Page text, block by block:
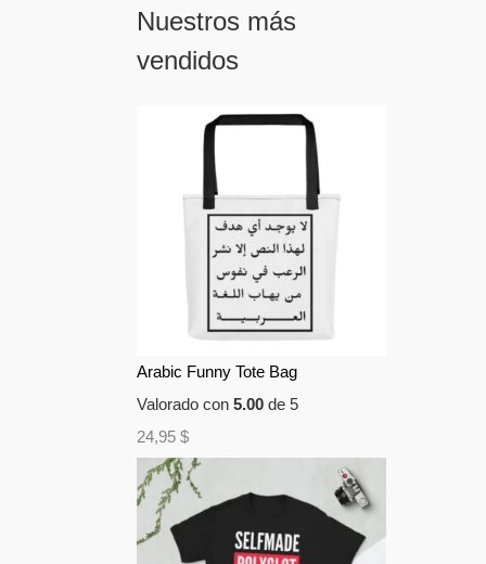
Nuestros más
vendidos
Arabic Funny Tote Bag
Valorado con 5.00 de 5
24,95 $